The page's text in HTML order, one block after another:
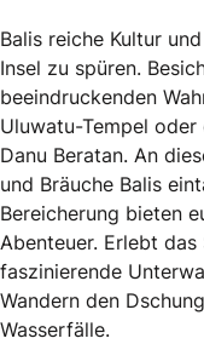
Balis reiche Kultur
Insel zu spüren.
beeindruckenden
Uluwatu-Tempel
Danu Beratan. An
und Bräuche Balis
Bereicherung bieten
Abenteuer. Erlebt
faszinierende
Wandern den
Wasserfälle.